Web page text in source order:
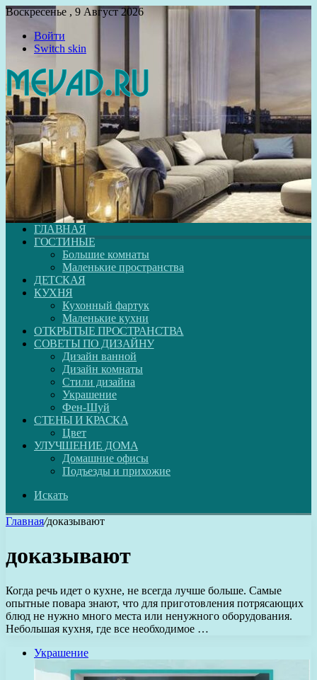
Воскресенье , 9 Август 2026
Войти
Switch skin
ГЛАВНАЯ
ГОСТИНЫЕ
Большие комнаты
Маленькие пространства
ДЕТСКАЯ
КУХНЯ
Кухонный фартук
Маленькие кухни
ОТКРЫТЫЕ ПРОСТРАНСТВА
СОВЕТЫ ПО ДИЗАЙНУ
Дизайн ванной
Дизайн комнаты
Стили дизайна
Украшение
Фен-Шуй
СТЕНЫ И КРАСКА
Цвет
УЛУЧШЕНИЕ ДОМА
Домашние офисы
Подъезды и прихожие
Искать
Главная/доказывают
доказывают
Когда речь идет о кухне, не всегда лучше больше. Самые
опытные повара знают, что для приготовления потрясающих
блюд не нужно много места или ненужного оборудования.
Небольшая кухня, где все необходимое …
Украшение